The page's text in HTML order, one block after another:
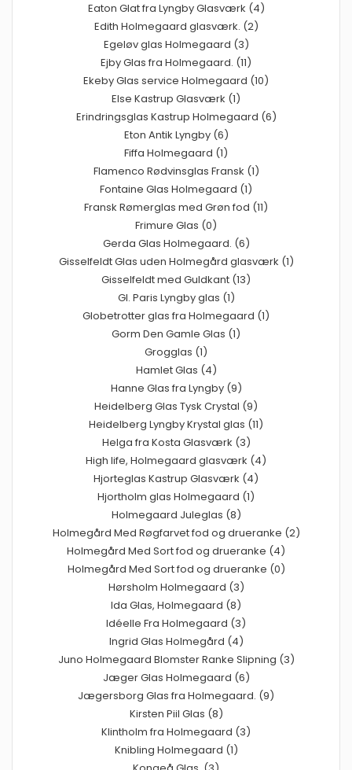
Eaton Glat fra Lyngby Glasværk (4)
Edith Holmegaard glasværk. (2)
Egeløv glas Holmegaard (3)
Ejby Glas fra Holmegaard. (11)
Ekeby Glas service Holmegaard (10)
Else Kastrup Glasværk (1)
Erindringsglas Kastrup Holmegaard (6)
Eton Antik Lyngby (6)
Fiffa Holmegaard (1)
Flamenco Rødvinsglas Fransk (1)
Fontaine Glas Holmegaard (1)
Fransk Rømerglas med Grøn fod (11)
Frimure Glas (0)
Gerda Glas Holmegaard. (6)
Gisselfeldt Glas uden Holmegård glasværk (1)
Gisselfeldt med Guldkant (13)
Gl. Paris Lyngby glas (1)
Globetrotter glas fra Holmegaard (1)
Gorm Den Gamle Glas (1)
Grogglas (1)
Hamlet Glas (4)
Hanne Glas fra Lyngby (9)
Heidelberg Glas Tysk Crystal (9)
Heidelberg Lyngby Krystal glas (11)
Helga fra Kosta Glasværk (3)
High life, Holmegaard glasværk (4)
Hjorteglas Kastrup Glasværk (4)
Hjortholm glas Holmegaard (1)
Holmegaard Juleglas (8)
Holmegård Med Røgfarvet fod og drueranke (2)
Holmegård Med Sort fod og drueranke (4)
Holmegård Med Sort fod og drueranke (0)
Hørsholm Holmegaard (3)
Ida Glas, Holmegaard (8)
Idéelle Fra Holmegaard (3)
Ingrid Glas Holmegård (4)
Juno Holmegaard Blomster Ranke Slipning (3)
Jæger Glas Holmegaard (6)
Jægersborg Glas fra Holmegaard. (9)
Kirsten Piil Glas (8)
Klintholm fra Holmegaard (3)
Knibling Holmegaard (1)